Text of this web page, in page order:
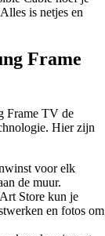
is netjes en
Frame
Frame TV de
Hier zijn
voor elk
de muur.
Store kun je
en fotos om